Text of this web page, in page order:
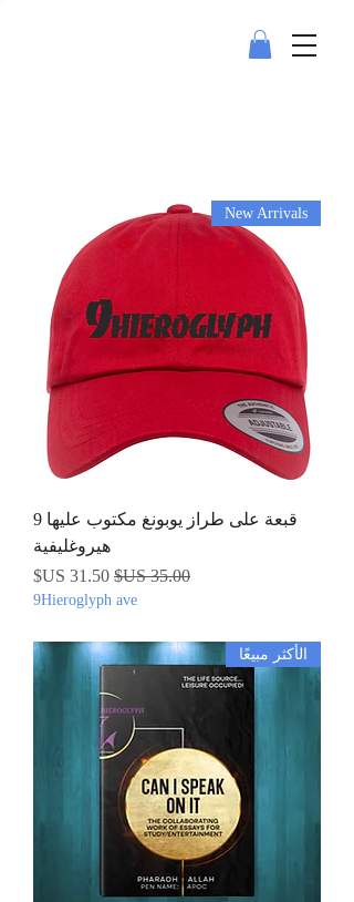
New Arrivals
قبعة على طراز يوبونغ مكتوب عليها 9
هيروغليفية
سعر عادي سعر البيع
9Hieroglyph ave
الأكثر مبيعًا